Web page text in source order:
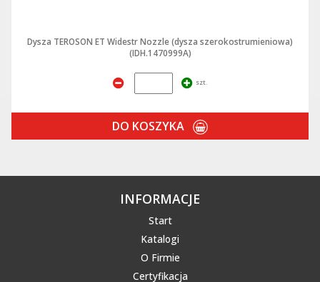
Dysza TEROSON ET Widestr Nozzle (dysza szerokostrumieniowa)
(IDH.1470999A)
szt.
DO KOSZYKA
INFORMACJE
Start
Katalogi
O Firmie
Certyfikacja